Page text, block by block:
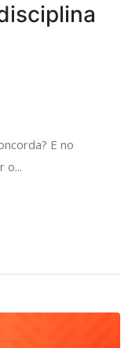
E no
o...